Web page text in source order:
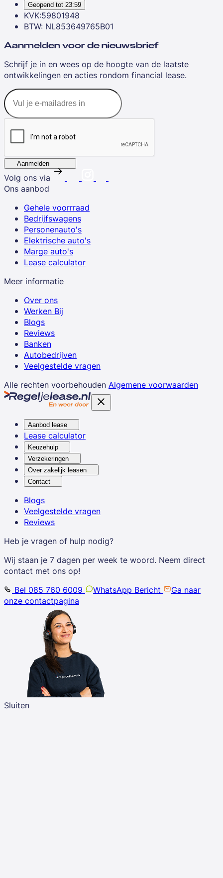
Geopend tot 23:59
KVK:59801948
BTW: NL853649765B01
Aanmelden voor de nieuwsbrief
Schrijf je in en wees op de hoogte van de laatste
ontwikkelingen en acties rondom financial lease.
Aanmelden
Volg ons via
Ons aanbod
Gehele voorrraad
Bedrijfswagens
Personenauto's
Elektrische auto's
Marge auto's
Lease calculator
Meer informatie
Over ons
Werken Bij
Blogs
Reviews
Banken
Autobedrijven
Veelgestelde vragen
Alle rechten voorbehouden Algemene voorwaarden
Aanbod lease
Lease calculator
Keuzehulp
Verzekeringen
Over zakelijk leasen
Contact
Blogs
Veelgestelde vragen
Reviews
Heb je vragen of hulp nodig?
Wij staan je 7 dagen per week te woord. Neem direct
contact met ons op!
Bel 085 760 6009
WhatsApp Bericht
Ga naar
onze contactpagina
Sluiten